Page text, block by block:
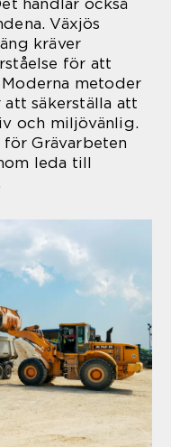
handlar också
Växjös
kräver
för att
metoder
säkerställa att
och miljövänlig.
Grävarbeten
leda till